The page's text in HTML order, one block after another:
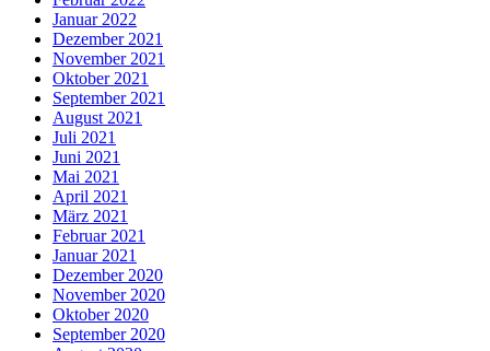
Januar 2022
Dezember 2021
November 2021
Oktober 2021
September 2021
August 2021
Juli 2021
Juni 2021
Mai 2021
April 2021
März 2021
Februar 2021
Januar 2021
Dezember 2020
November 2020
Oktober 2020
September 2020